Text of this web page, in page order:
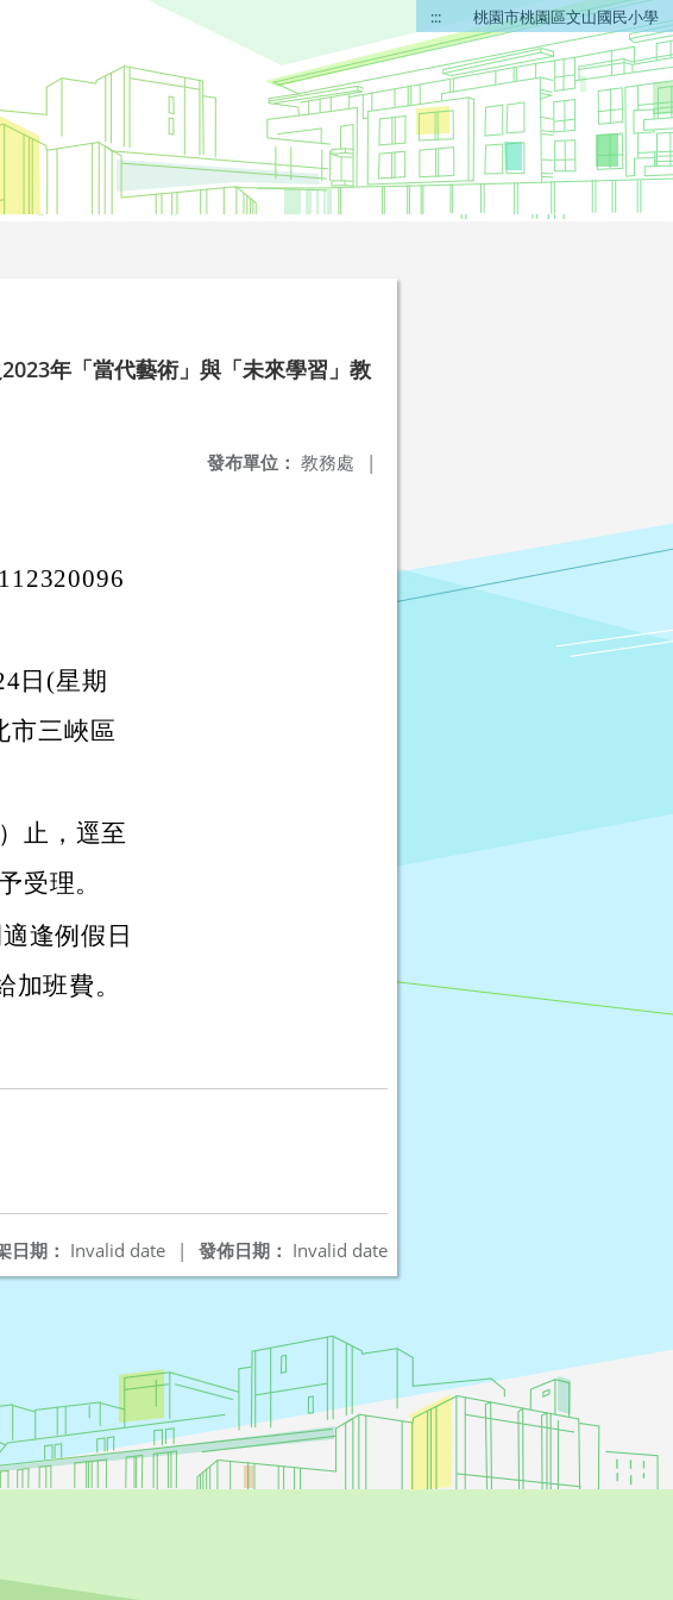
::: 桃園市桃園區文山國民小學
年「當代藝術」與「未來學習」教
發布單位： 教務處 |
日(星期
市三峽區
止，逕至
受理。
逢例假日
班費。
發佈日期： Invalid date
日期： Invalid date |